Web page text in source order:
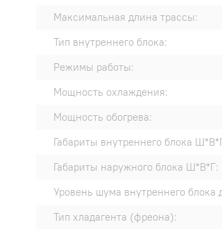
Максимальная длина трассы:
Тип внутреннего блока:
Режимы работы:
Мощность охлаждения:
Мощность обогрева:
Габариты внутреннего блока
Габариты наружного блока Ш*В*Г:
Уровень шума внутреннего блока
Тип хладагента (фреона):